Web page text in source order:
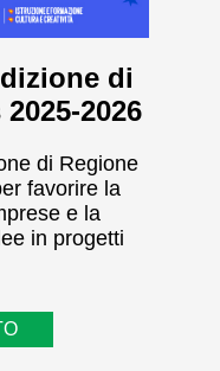
di
2026
di Regione
favorire la
e la
in progetti